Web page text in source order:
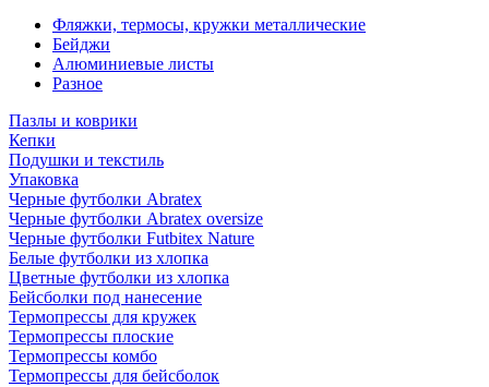
Фляжки, термосы, кружки металлические
Бейджи
Алюминиевые листы
Разное
Пазлы и коврики
Кепки
Подушки и текстиль
Упаковка
Черные футболки Abratex
Черные футболки Abratex oversize
Черные футболки Futbitex Nature
Белые футболки из хлопка
Цветные футболки из хлопка
Бейсболки под нанесение
Термопрессы для кружек
Термопрессы плоские
Термопрессы комбо
Термопрессы для бейсболок